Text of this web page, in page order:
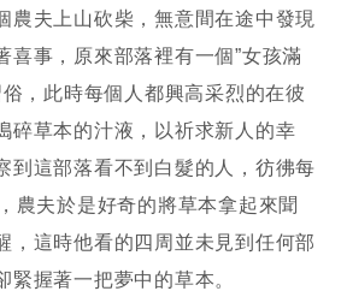
農夫上山砍柴，無意間在途中發現
喜事，原來部落裡有一個”女孩滿
，此時每個人都興高采烈的在彼
碎草本的汁液，以祈求新人的幸
到這部落看不到白髮的人，彷彿每
農夫於是好奇的將草本拿起來聞
，這時他看的四周並未見到任何部
緊握著一把夢中的草本。